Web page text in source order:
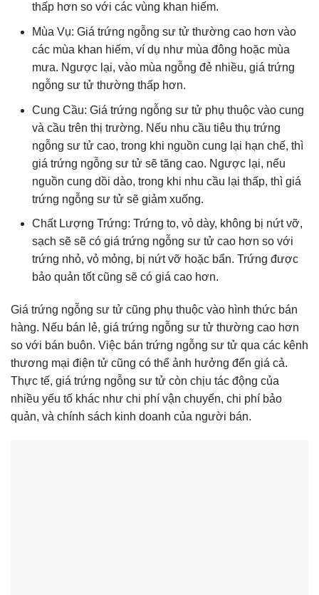
thấp hơn so với các vùng khan hiếm.
Mùa Vụ: Giá trứng ngỗng sư tử thường cao hơn vào
các mùa khan hiếm, ví dụ như mùa đông hoặc mùa
mưa. Ngược lại, vào mùa ngỗng đẻ nhiều, giá trứng
ngỗng sư tử thường thấp hơn.
Cung Cầu: Giá trứng ngỗng sư tử phụ thuộc vào cung
và cầu trên thị trường. Nếu nhu cầu tiêu thụ trứng
ngỗng sư tử cao, trong khi nguồn cung lại hạn chế, thì
giá trứng ngỗng sư tử sẽ tăng cao. Ngược lại, nếu
nguồn cung dồi dào, trong khi nhu cầu lại thấp, thì giá
trứng ngỗng sư tử sẽ giảm xuống.
Chất Lượng Trứng: Trứng to, vỏ dày, không bị nứt vỡ,
sạch sẽ sẽ có giá trứng ngỗng sư tử cao hơn so với
trứng nhỏ, vỏ mỏng, bị nứt vỡ hoặc bẩn. Trứng được
bảo quản tốt cũng sẽ có giá cao hơn.
Giá trứng ngỗng sư tử cũng phụ thuộc vào hình thức bán
hàng. Nếu bán lẻ, giá trứng ngỗng sư tử thường cao hơn
so với bán buôn. Việc bán trứng ngỗng sư tử qua các kênh
thương mại điện tử cũng có thể ảnh hưởng đến giá cả.
Thực tế, giá trứng ngỗng sư tử còn chịu tác động của
nhiều yếu tố khác như chi phí vận chuyển, chi phí bảo
quản, và chính sách kinh doanh của người bán.